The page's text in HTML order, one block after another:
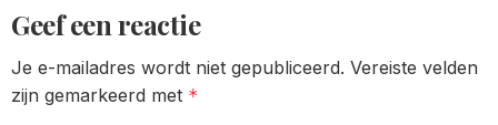
Geef een reactie
Je e-mailadres wordt niet gepubliceerd. Vereiste velden
zijn gemarkeerd met *